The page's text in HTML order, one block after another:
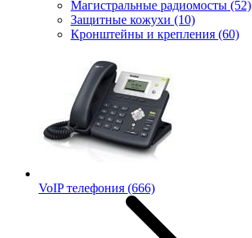
Магистральные радиомосты (52)
Защитные кожухи (10)
Кронштейны и крепления (60)
VoIP телефония (666)